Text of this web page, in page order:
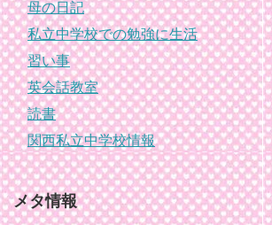
母の日記
私立中学校での勉強に生活
習い事
英会話教室
読書
関西私立中学校情報
メタ情報